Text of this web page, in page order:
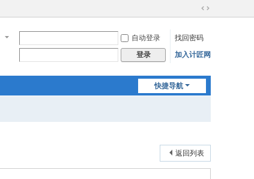
切
到
宽
自动登录
找回密码
登录 加入计匠网
快捷导航
返回列表